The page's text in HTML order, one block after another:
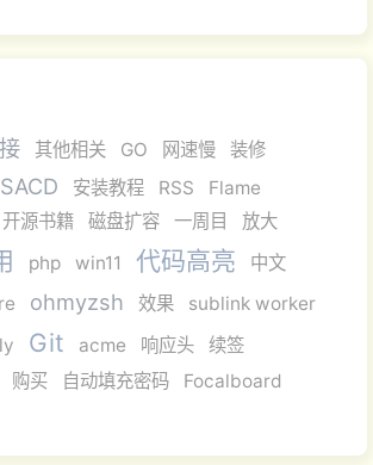
其他相关 GO 网速慢
装修
SACD 安装教程 RSS
Flame
开源书籍 磁盘扩容 一周目
放大
php win11 代码高亮
中文
ohmyzsh 效果 sublink worker
Git acme 响应头
续签
购买 自动填充密码
Focalboard